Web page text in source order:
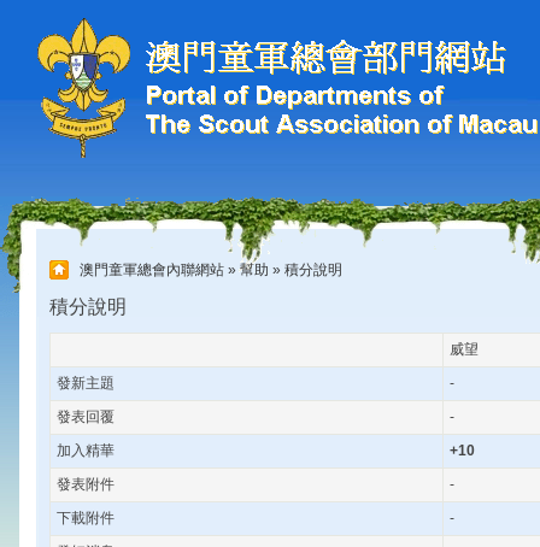
澳門童軍總會內聯網站 »幫助 » 積分說明
積分說明
威望
發新主題
-
發表回覆
-
加入精華
+10
發表附件
-
下載附件
-